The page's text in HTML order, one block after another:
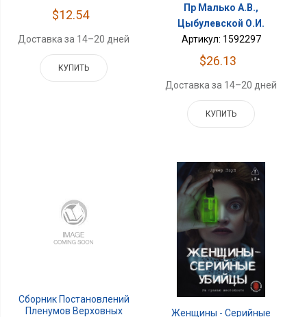
$12.54
Доставка за 14–20 дней
КУПИТЬ
Пр Малько А.В.,
Цыбулевской О.И.
Артикул: 1592297
$26.13
Доставка за 14–20 дней
КУПИТЬ
Сборник Постановлений
Пленумов Верховных
Женщины - Серийные